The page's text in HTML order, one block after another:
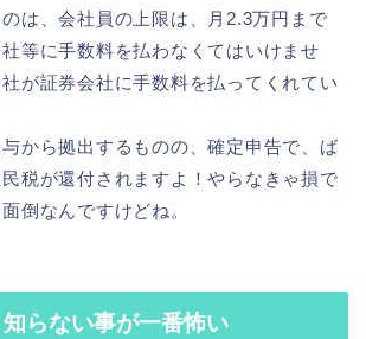
は、会社員の上限は、月2.3万円まで
等に手数料を払わなくてはいけませ
が証券会社に手数料を払ってくれてい
から拠出するものの、確定申告で、ば
税が還付されますよ！やらなきゃ損で
倒なんですけどね。
らない事が一番怖い